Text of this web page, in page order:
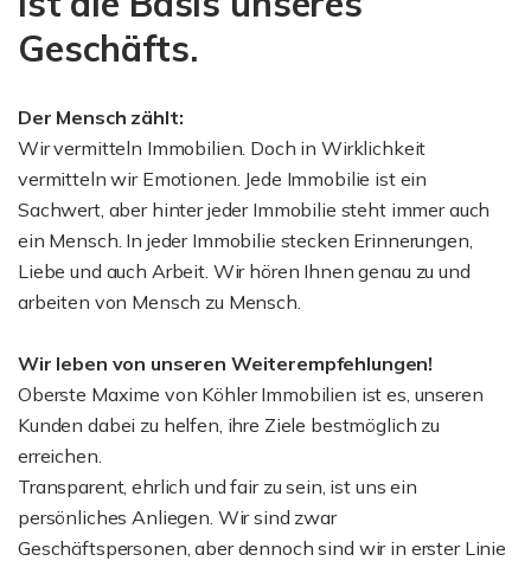
Geschäfts.
Der Mensch zählt:
Wir vermitteln Immobilien. Doch in Wirklichkeit
vermitteln wir Emotionen. Jede Immobilie ist ein
Sachwert, aber hinter jeder Immobilie steht immer auch
ein Mensch. In jeder Immobilie stecken Erinnerungen,
Liebe und auch Arbeit. Wir hören Ihnen genau zu und
arbeiten von Mensch zu Mensch.
Wir leben von unseren Weiterempfehlungen!
Oberste Maxime von Köhler Immobilien ist es, unseren
Kunden dabei zu helfen, ihre Ziele bestmöglich zu
erreichen.
Transparent, ehrlich und fair zu sein, ist uns ein
persönliches Anliegen. Wir sind zwar
Geschäftspersonen, aber dennoch sind wir in erster Linie